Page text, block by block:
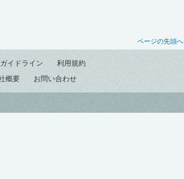
ページの先頭へ
イドライン
利用規約
概要 お問い合わせ